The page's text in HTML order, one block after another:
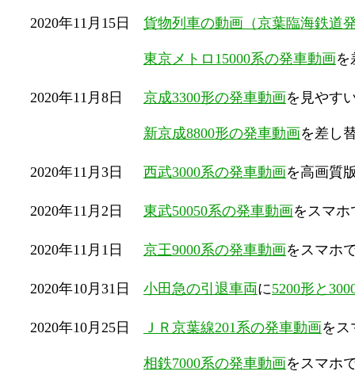
2020年11月15日 貨物列車の動画（京葉臨海鉄道
東京メトロ15000系の発車動画を
2020年11月8日 京成3300形の発車動画を見やす
新京成8800形の発車動画を差し
2020年11月3日 西武3000系の発車動画を高画質
2020年11月2日 東武50050系の発車動画をスマ
2020年11月1日 京王9000系の発車動画をスマホ
2020年10月31日 小田急の引退車両に5200形と
2020年10月25日 ＪＲ京葉線201系の発車動画をス
相鉄7000系の発車動画をスマホ